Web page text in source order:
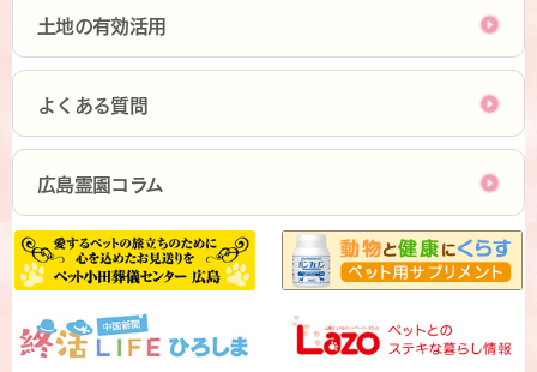
土地の有効活用
よくある質問
広島霊園コラム